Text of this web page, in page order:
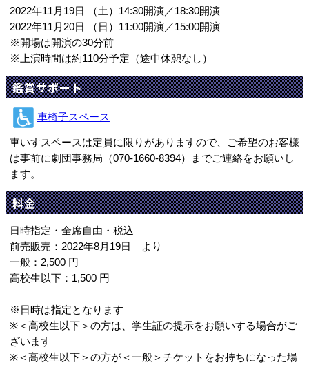
2022年11月19日 （土）14:30開演／18:30開演
2022年11月20日 （日）11:00開演／15:00開演
※開場は開演の30分前
※上演時間は約110分予定（途中休憩なし）
鑑賞サポート
車椅子スペース
車いすスペースは定員に限りがありますので、ご希望のお客様
は事前に劇団事務局（070-1660-8394）までご連絡をお願いし
ます。
料金
日時指定・全席自由・税込
前売販売：2022年8月19日 より
一般：2,500 円
高校生以下：1,500 円
※日時は指定となります
※＜高校生以下＞の方は、学生証の提示をお願いする場合がご
ざいます
※＜高校生以下＞の方が＜一般＞チケットをお持ちになった場